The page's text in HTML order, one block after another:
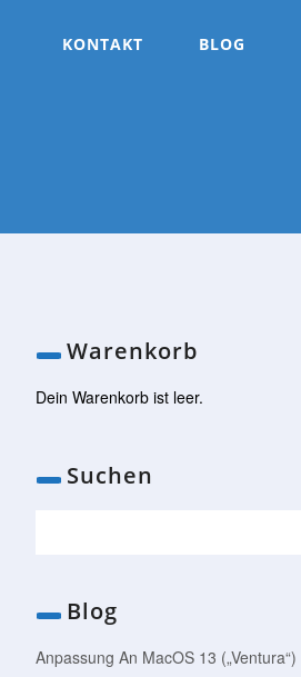
KONTAKT BLOG
Warenkorb
Dein Warenkorb ist leer.
Suchen
Blog
Anpassung An MacOS 13 („Ventura“)